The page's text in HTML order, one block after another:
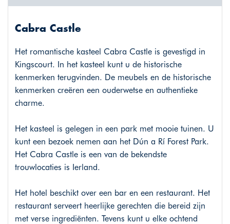
Cabra Castle
Het romantische kasteel Cabra Castle is gevestigd in
Kingscourt. In het kasteel kunt u de historische
kenmerken terugvinden. De meubels en de historische
kenmerken creëren een ouderwetse en authentieke
charme.
Het kasteel is gelegen in een park met mooie tuinen. U
kunt een bezoek nemen aan het Dún a Rí Forest Park.
Het Cabra Castle is een van de bekendste
trouwlocaties is Ierland.
Het hotel beschikt over een bar en een restaurant. Het
restaurant serveert heerlijke gerechten die bereid zijn
met verse ingrediënten. Tevens kunt u elke ochtend